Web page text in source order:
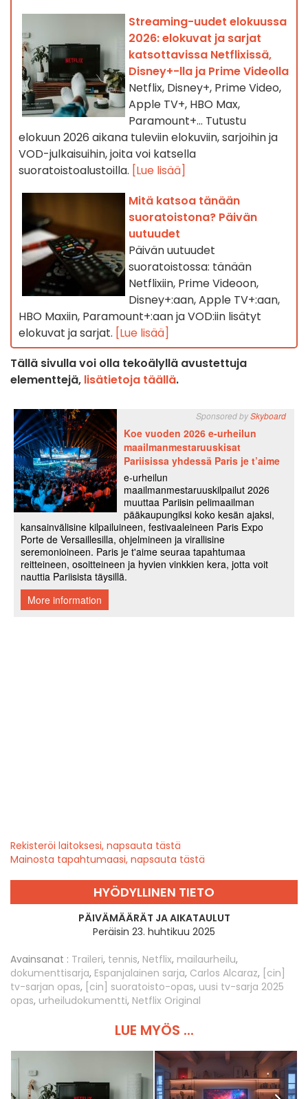
Streaming-uudet elokuussa
2026: elokuvat ja sarjat
katsottavissa Netflixissä,
Disney+-lla ja Prime Videolla
Netflix, Disney+, Prime Video,
Apple TV+, HBO Max,
Paramount+… Tutustu
elokuun 2026 aikana tuleviin elokuviin, sarjoihin ja
VOD-julkaisuihin, joita voi katsella
suoratoistoalustoilla. [Lue lisää]
Mitä katsoa tänään
suoratoistona? Päivän
uutuudet
Päivän uutuudet
suoratoistossa: tänään
Netflixiin, Prime Videoon,
Disney+:aan, Apple TV+:aan,
HBO Maxiin, Paramount+:aan ja VOD:iin lisätyt
elokuvat ja sarjat. [Lue lisää]
Tällä sivulla voi olla tekoälyllä avustettuja
elementtejä, lisätietoja täällä.
Rekisteröi laitoksesi, napsauta tästä
Mainosta tapahtumaasi, napsauta tästä
HYÖDYLLINEN TIETO
PÄIVÄMÄÄRÄT JA AIKATAULUT
Peräisin 23. huhtikuu 2025
Avainsanat : Traileri, tennis, Netflix, mailaurheilu,
dokumenttisarja, Espanjalainen sarja, Carlos Alcaraz, [cin]
tv-sarjan opas, [cin] suoratoisto-opas, uusi tv-sarja 2025
opas, urheiludokumentti, Netflix Original
LUE MYÖS ...